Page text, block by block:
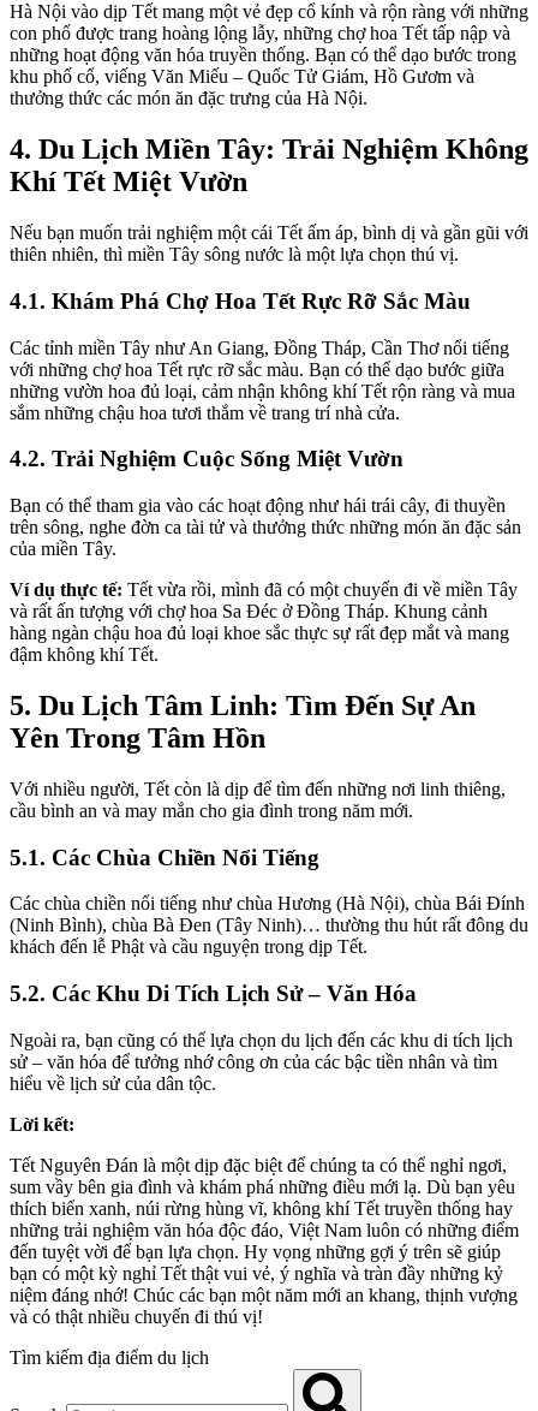
Hà Nội vào dịp Tết mang một vẻ đẹp cổ kính và rộn ràng với những
con phố được trang hoàng lộng lẫy, những chợ hoa Tết tấp nập và
những hoạt động văn hóa truyền thống. Bạn có thể dạo bước trong
khu phố cổ, viếng Văn Miếu – Quốc Tử Giám, Hồ Gươm và
thưởng thức các món ăn đặc trưng của Hà Nội.
4. Du Lịch Miền Tây: Trải Nghiệm Không
Khí Tết Miệt Vườn
Nếu bạn muốn trải nghiệm một cái Tết ấm áp, bình dị và gần gũi với
thiên nhiên, thì miền Tây sông nước là một lựa chọn thú vị.
4.1. Khám Phá Chợ Hoa Tết Rực Rỡ Sắc Màu
Các tỉnh miền Tây như An Giang, Đồng Tháp, Cần Thơ nổi tiếng
với những chợ hoa Tết rực rỡ sắc màu. Bạn có thể dạo bước giữa
những vườn hoa đủ loại, cảm nhận không khí Tết rộn ràng và mua
sắm những chậu hoa tươi thắm về trang trí nhà cửa.
4.2. Trải Nghiệm Cuộc Sống Miệt Vườn
Bạn có thể tham gia vào các hoạt động như hái trái cây, đi thuyền
trên sông, nghe đờn ca tài tử và thưởng thức những món ăn đặc sản
của miền Tây.
Ví dụ thực tế: Tết vừa rồi, mình đã có một chuyến đi về miền Tây
và rất ấn tượng với chợ hoa Sa Đéc ở Đồng Tháp. Khung cảnh
hàng ngàn chậu hoa đủ loại khoe sắc thực sự rất đẹp mắt và mang
đậm không khí Tết.
5. Du Lịch Tâm Linh: Tìm Đến Sự An
Yên Trong Tâm Hồn
Với nhiều người, Tết còn là dịp để tìm đến những nơi linh thiêng,
cầu bình an và may mắn cho gia đình trong năm mới.
5.1. Các Chùa Chiền Nổi Tiếng
Các chùa chiền nổi tiếng như chùa Hương (Hà Nội), chùa Bái Đính
(Ninh Bình), chùa Bà Đen (Tây Ninh)… thường thu hút rất đông du
khách đến lễ Phật và cầu nguyện trong dịp Tết.
5.2. Các Khu Di Tích Lịch Sử – Văn Hóa
Ngoài ra, bạn cũng có thể lựa chọn du lịch đến các khu di tích lịch
sử – văn hóa để tưởng nhớ công ơn của các bậc tiền nhân và tìm
hiểu về lịch sử của dân tộc.
Lời kết:
Tết Nguyên Đán là một dịp đặc biệt để chúng ta có thể nghỉ ngơi,
sum vầy bên gia đình và khám phá những điều mới lạ. Dù bạn yêu
thích biển xanh, núi rừng hùng vĩ, không khí Tết truyền thống hay
những trải nghiệm văn hóa độc đáo, Việt Nam luôn có những điểm
đến tuyệt vời để bạn lựa chọn. Hy vọng những gợi ý trên sẽ giúp
bạn có một kỳ nghỉ Tết thật vui vẻ, ý nghĩa và tràn đầy những kỷ
niệm đáng nhớ! Chúc các bạn một năm mới an khang, thịnh vượng
và có thật nhiều chuyến đi thú vị!
Tìm kiếm địa điểm du lịch